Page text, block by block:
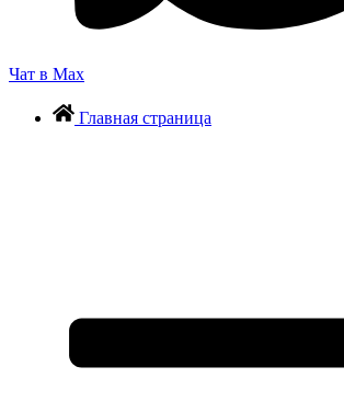
Чат в Max
Главная страница